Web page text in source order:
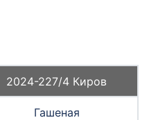
2024-227/4 Киров
Гашеная